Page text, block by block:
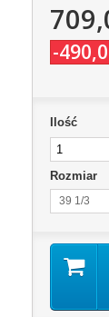
-
Ilość
Rozmiar
39 1/3